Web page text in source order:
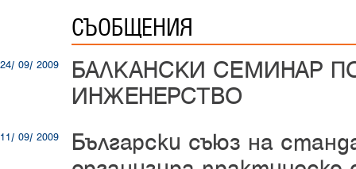
СЪОБЩЕНИЯ
24/ 09/ 2009
БАЛКАНСКИ СЕМИНАР
ИНЖЕНЕРСТВО
11/ 09/ 2009
Български съюз на